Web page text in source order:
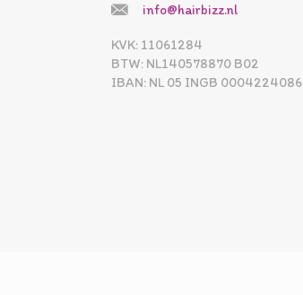
info@hairbizz.nl
KVK: 11061284
BTW: NL140578870 B02
IBAN: NL 05 INGB 0004224086